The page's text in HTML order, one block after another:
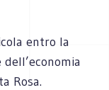
entro la
Rosa.